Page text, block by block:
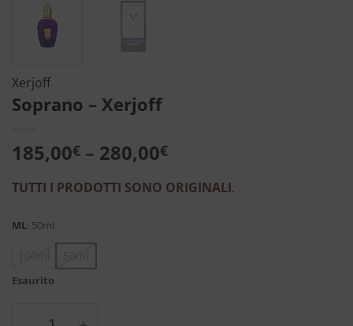
Xerjoff
Soprano – Xerjoff
185,00€ – 280,00€
TUTTI I PRODOTTI SONO ORIGINALI.
ML: 50ml
100ml 50ml
Esaurito
Soprano - Xerjoff quantità